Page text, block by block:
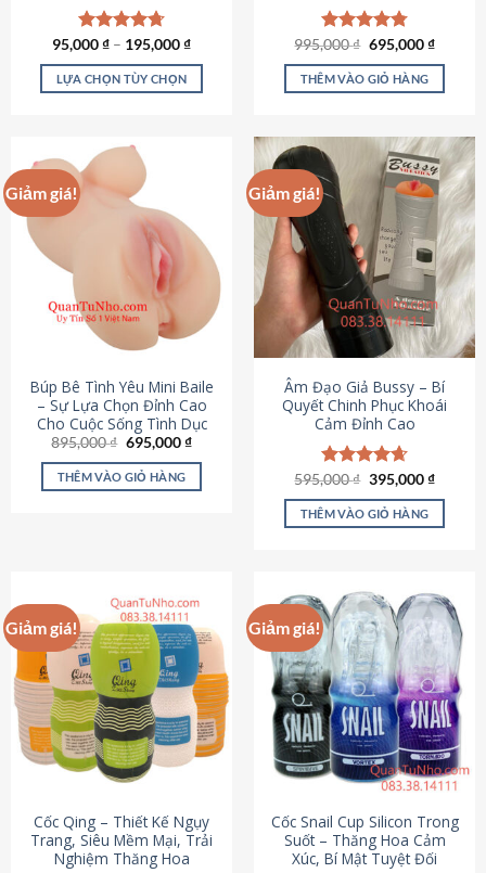
Được xếp
hạng4.70
5 sao
95,000₫ – 195,000₫
LỰA CHỌN TÙY CHỌN
này
nhiều
biến
thể.
chọn
thể
chọn
trên
trang
sản
phẩm
Được xếp
hạng4.80
5 sao
995,000₫ Giá
là:
995,000 ₫.
695,000₫Giá
tại
THÊM VÀO GIỎ HÀNG
Giảm giá!
Búp Bê Tình Yêu Mini Baile
– Sự Lựa Chọn Đỉnh Cao
Cho Cuộc Sống Tình Dục
895,000₫ Giá
là:
895,000 ₫.
695,000₫Giá
tại
THÊM VÀO GIỎ HÀNG
Giảm giá!
Âm Đạo Giả Bussy – Bí
Quyết Chinh Phục Khoái
Cảm Đỉnh Cao
Được xếp
hạng4.64
5 sao
595,000₫ Giá
là:
595,000 ₫.
395,000₫Giá
tại
THÊM VÀO GIỎ HÀNG
Giảm giá!
Cốc Qing – Thiết Kế Ngụy
Trang, Siêu Mềm Mại, Trải
Nghiệm Thăng Hoa
Giảm giá!
Cốc Snail Cup Silicon Trong
Suốt – Thăng Hoa Cảm
Xúc, Bí Mật Tuyệt Đối